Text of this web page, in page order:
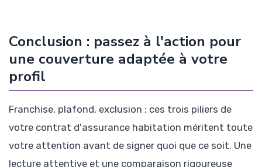
Conclusion : passez à l'action pour
une couverture adaptée à votre
profil
Franchise, plafond, exclusion : ces trois piliers de
votre contrat d'assurance habitation méritent toute
votre attention avant de signer quoi que ce soit. Une
lecture attentive et une comparaison rigoureuse